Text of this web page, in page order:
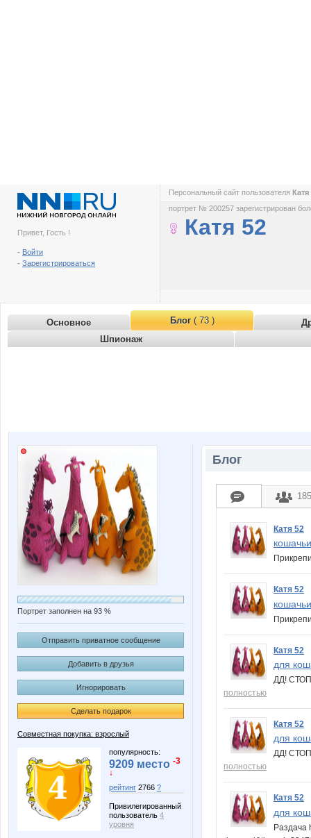
Привет, Гость !
- Войти
- Зарегистрироваться
Персональный сайт пользователя
портрет № 200257 зарегистрирован
Катя 52
Основное Блог( 73 )
Шпионаж
Портрет заполнен на 93 %
Отправить приватное сообщение
Добавить в друзья
Игнорировать
Сделать подарок
Совместная покупка: взрослый
популярность:
9209 место -3
↓
рейтинг 2766 ?
Привилегированный
пользователь 4
уровня
Блог
185
Катя 52
Катя 52
Катя 52
для
ДД! СТОП
полностью
Катя 52
для
ДД! СТОП
полностью
Катя 52
для
Раздача